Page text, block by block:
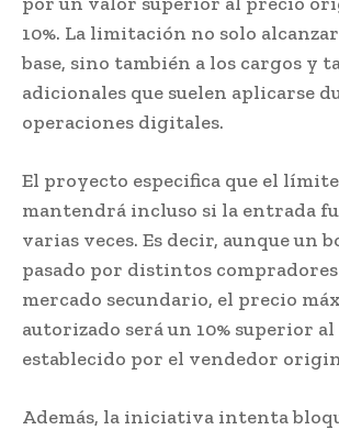
10%. La limitación no solo
base, sino también a los cargos y
adicionales que suelen aplicarse
operaciones digitales.
El proyecto especifica que el
mantendrá incluso si la entrada
varias veces. Es decir, aunque un
pasado por distintos
mercado secundario, el precio
autorizado será un 10% superior
establecido por el vendedor
Además, la iniciativa intenta